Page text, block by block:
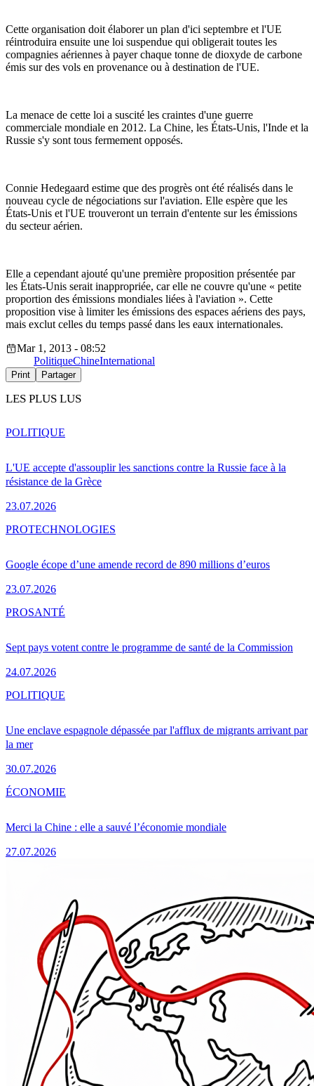
Cette organisation doit élaborer un plan d'ici septembre et l'UE
réintroduira ensuite une loi suspendue qui obligerait toutes les
compagnies aériennes à payer chaque tonne de dioxyde de carbone
émis sur des vols en provenance ou à destination de l'UE.
La menace de cette loi a suscité les craintes d'une guerre
commerciale mondiale en 2012. La Chine, les États-Unis, l'Inde et la
Russie s'y sont tous fermement opposés.
Connie Hedegaard estime que des progrès ont été réalisés dans le
nouveau cycle de négociations sur l'aviation. Elle espère que les
États-Unis et l'UE trouveront un terrain d'entente sur les émissions
du secteur aérien.
Elle a cependant ajouté qu'une première proposition présentée par
les États-Unis serait inappropriée, car elle ne couvre qu'une « petite
proportion des émissions mondiales liées à l'aviation ». Cette
proposition vise à limiter les émissions des espaces aériens des pays,
mais exclut celles du temps passé dans les eaux internationales.
Mar 1, 2013 - 08:52
PolitiqueChineInternational
Print Partager
LES PLUS LUS
L'UE accepte d'assouplir les sanctions contre la Russie face à la
résistance de la Grèce
23.07.2026
POLITIQUE
Google écope d’une amende record de 890 millions d’euros
23.07.2026
PROTECHNOLOGIES
Sept pays votent contre le programme de santé de la Commission
24.07.2026
PROSANTÉ
Une enclave espagnole dépassée par l'afflux de migrants arrivant par
la mer
30.07.2026
POLITIQUE
Merci la Chine : elle a sauvé l’économie mondiale
27.07.2026
ÉCONOMIE